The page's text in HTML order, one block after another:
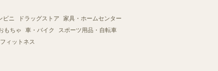
ビニ ドラッグストア
家具・ホームセンター
もちゃ
車・バイク
スポーツ用品・自転車
ィットネス